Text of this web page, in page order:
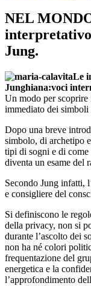
NEL
Jung.
Le
Junghiana:voci
Un modo per
immediato dei
Dopo una breve
simbolo, di archetipo
tipi di sogni e di come
diventa un esame del
Secondo Jung infatti,
e consigliere del
Si definiscono le
della privacy, non si
durante l’ascolto dei
non ha né colori
frequentazione del
energetica e la
l’approfondimento